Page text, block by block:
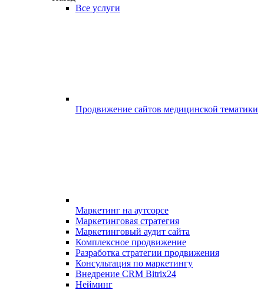
Все услуги
Продвижение сайтов медицинской тематики
Маркетинг на аутсорсе
Маркетинговая стратегия
Маркетинговый аудит сайта
Комплексное продвижение
Разработка стратегии продвижения
Консультация по маркетингу
Внедрение CRM Bitrix24
Нейминг